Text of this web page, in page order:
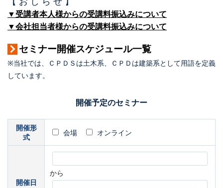
▼受講者本人様からの受講料振込みについて
▼会社担当者様からの受講料振込みについて
セミナー開催スケジュール一覧
※当社では、ＣＰＤＳは土木系、ＣＰＤは建築系として用語を定義
しています。
開催予定のセミナー
開催形
式
会場 オンライン
開催日
から